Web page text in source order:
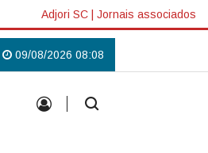
Adjori SC | Jornais associados
SulUma tradição que voltou a reunir a
09/08/2026 08:08